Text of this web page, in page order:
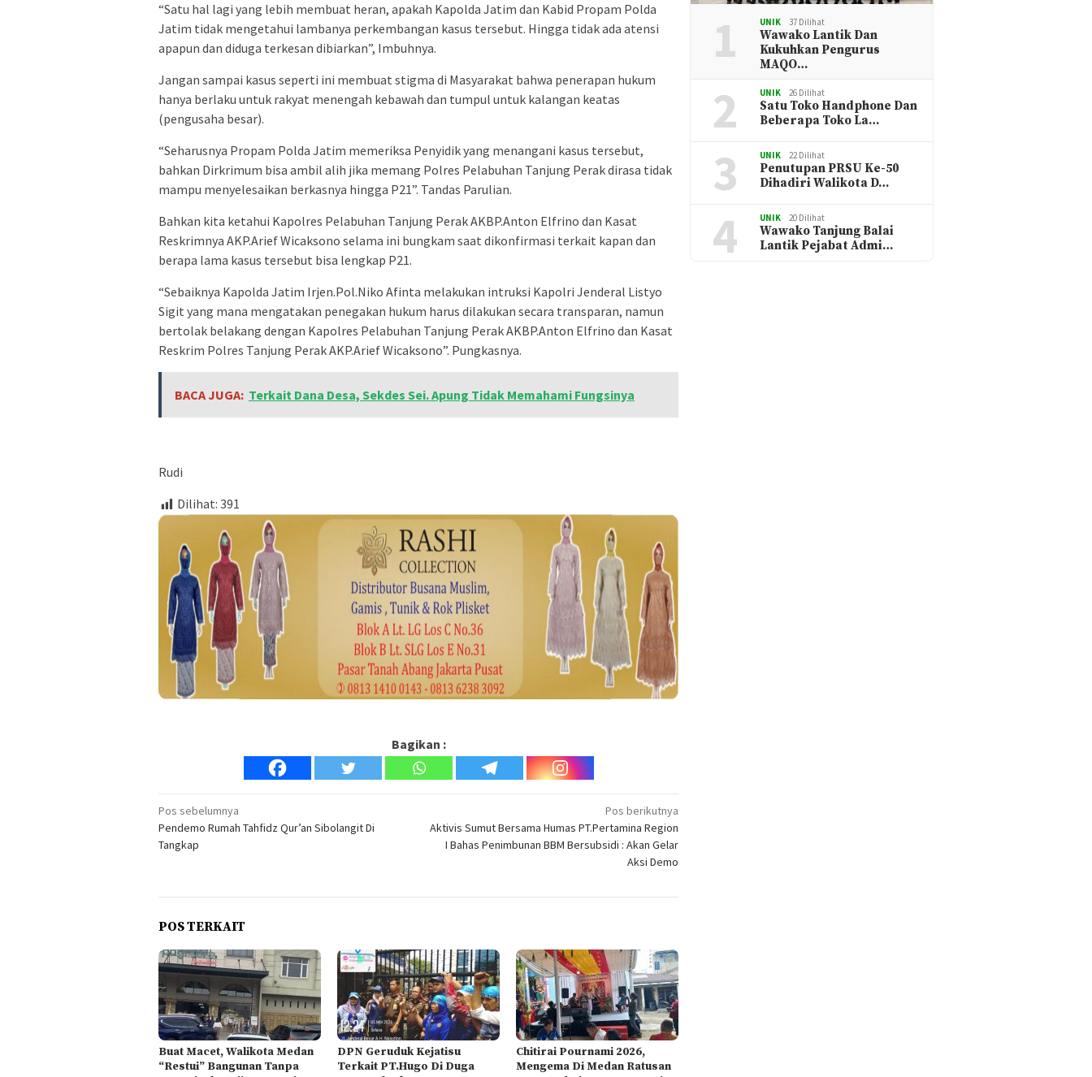
“Satu hal lagi yang lebih membuat heran, apakah Kapolda Jatim dan Kabid Propam Polda
Jatim tidak mengetahui lambanya perkembangan kasus tersebut. Hingga tidak ada atensi
apapun dan diduga terkesan dibiarkan”, Imbuhnya.
Jangan sampai kasus seperti ini membuat stigma di Masyarakat bahwa penerapan hukum
hanya berlaku untuk rakyat menengah kebawah dan tumpul untuk kalangan keatas
(pengusaha besar).
“Seharusnya Propam Polda Jatim memeriksa Penyidik yang menangani kasus tersebut,
bahkan Dirkrimum bisa ambil alih jika memang Polres Pelabuhan Tanjung Perak dirasa tidak
mampu menyelesaikan berkasnya hingga P21”. Tandas Parulian.
Bahkan kita ketahui Kapolres Pelabuhan Tanjung Perak AKBP.Anton Elfrino dan Kasat
Reskrimnya AKP.Arief Wicaksono selama ini bungkam saat dikonfirmasi terkait kapan dan
berapa lama kasus tersebut bisa lengkap P21.
“Sebaiknya Kapolda Jatim Irjen.Pol.Niko Afinta melakukan intruksi Kapolri Jenderal Listyo
Sigit yang mana mengatakan penegakan hukum harus dilakukan secara transparan, namun
bertolak belakang dengan Kapolres Pelabuhan Tanjung Perak AKBP.Anton Elfrino dan Kasat
Reskrim Polres Tanjung Perak AKP.Arief Wicaksono”. Pungkasnya.
BACA JUGA: Terkait Dana Desa, Sekdes Sei. Apung Tidak Memahami Fungsinya
Rudi
Dilihat: 391
Bagikan :
Navigasi
pos
Pos sebelumnya
Pendemo Rumah Tahfidz Qur’an Sibolangit Di
Tangkap
Pos berikutnya
Aktivis Sumut Bersama Humas PT.Pertamina Region
I Bahas Penimbunan BBM Bersubsidi : Akan Gelar
Aksi Demo
POS TERKAIT
Buat Macet, Walikota Medan
“Restui” Bangunan Tanpa
DPN Geruduk Kejatisu
Terkait PT.Hugo Di Duga
Chitirai Pournami 2026,
Mengema Di Medan Ratusan
1 UNIK 37 Dilihat
Wawako Lantik Dan
Kukuhkan Pengurus
MAQO…
2 UNIK 26 Dilihat
Satu Toko Handphone Dan
Beberapa Toko La…
3 UNIK 22 Dilihat
Penutupan PRSU Ke-50
Dihadiri Walikota D…
4 UNIK 20 Dilihat
Wawako Tanjung Balai
Lantik Pejabat Admi…